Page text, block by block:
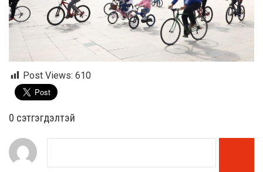
Post Views: 610
0 cэтгэгдэлтэй